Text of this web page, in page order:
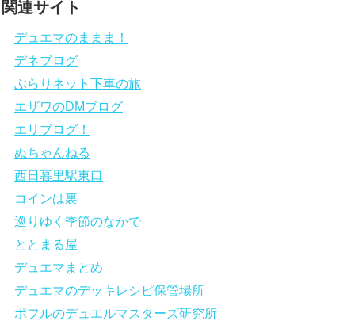
関連サイト
デュエマのままま！
デネブログ
ぶらりネット下車の旅
エザワのDMブログ
エリブログ！
ぬちゃんねる
西日暮里駅東口
コインは裏
巡りゆく季節のなかで
ととまる屋
デュエマまとめ
デュエマのデッキレシピ保管場所
ポフルのデュエルマスターズ研究所